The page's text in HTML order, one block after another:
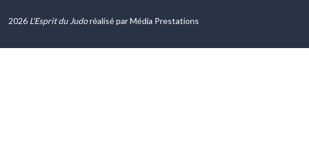
2026 L'Esprit du Judoréalisé parMédia Prestations